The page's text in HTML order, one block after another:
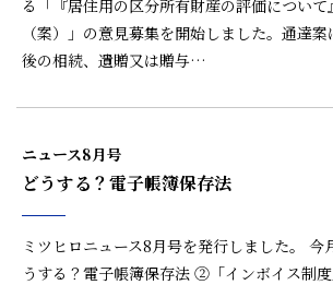
る「『居住用の区分所有財産の評価につい
（案）」の意見募集を開始しました。通達
後の相続、遺贈又は贈与…
ニュース8月号
どうする？電子帳簿保存法
ミツヒロニュース8月号を発行しました。
うする？電子帳簿保存法 ②「インボイス制